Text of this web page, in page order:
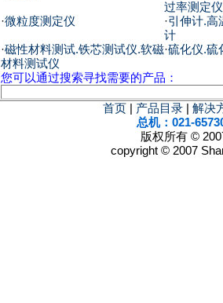
过率测定仪
·微粒度测定仪 ·引伸计.高
计
·磁性材料测试.铁芯测试仪.软磁
材料测试仪
·硫化仪.硫
您可以通过搜索寻找需要的产品：
首页 产品目录
解决
总机：021-
版权所有 ©
copyright © 2007